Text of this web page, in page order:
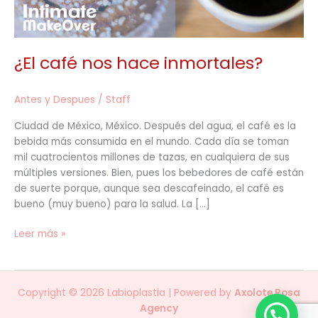
¿El café nos hace inmortales?
Antes y Despues / Staff
Ciudad de México, México. Después del agua, el café es la
bebida más consumida en el mundo. Cada día se toman
mil cuatrocientos millones de tazas, en cualquiera de sus
múltiples versiones. Bien, pues los bebedores de café están
de suerte porque, aunque sea descafeinado, el café es
bueno (muy bueno) para la salud. La […]
Leer más »
Copyright © 2026 Labioplastia | Powered by Axolote Rosa
Agency